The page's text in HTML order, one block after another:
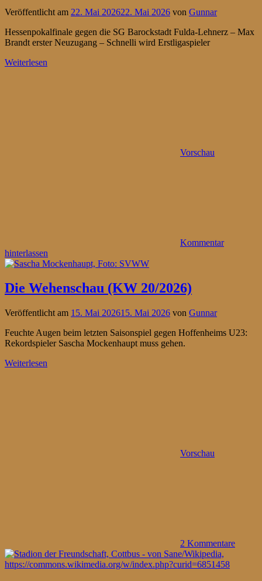
Veröffentlicht am 22. Mai 202622. Mai 2026 von Gunnar
Hessenpokalfinale gegen die SG Barockstadt Fulda-Lehnerz – Max
Brandt erster Neuzugang – Schnelli wird Erstligaspieler
Weiterlesen
Vorschau
Kommentar
hinterlassen
Die Wehenschau (KW 20/2026)
Veröffentlicht am 15. Mai 202615. Mai 2026 von Gunnar
Feuchte Augen beim letzten Saisonspiel gegen Hoffenheims U23:
Rekordspieler Sascha Mockenhaupt muss gehen.
Weiterlesen
Vorschau
2 Kommentare